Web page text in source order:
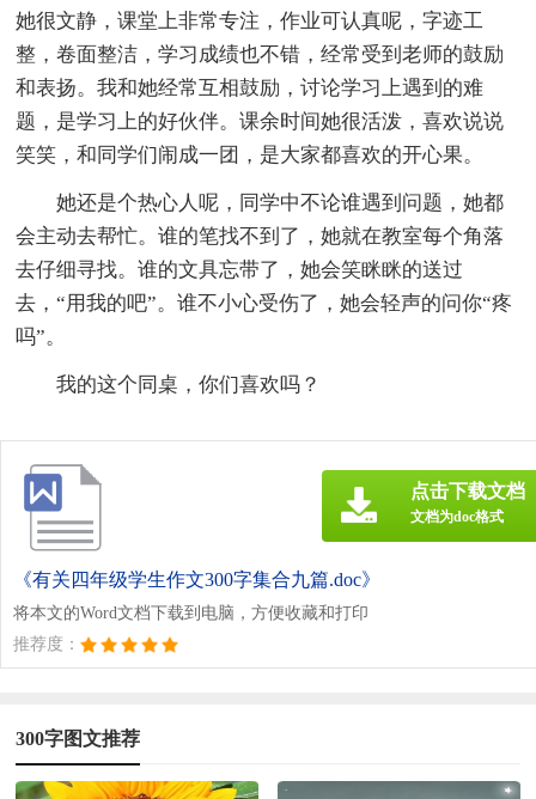
她很文静，课堂上非常专注，作业可认真呢，字迹工
整，卷面整洁，学习成绩也不错，经常受到老师的鼓励
和表扬。我和她经常互相鼓励，讨论学习上遇到的难
题，是学习上的好伙伴。课余时间她很活泼，喜欢说说
笑笑，和同学们闹成一团，是大家都喜欢的开心果。
她还是个热心人呢，同学中不论谁遇到问题，她都
会主动去帮忙。谁的笔找不到了，她就在教室每个角落
去仔细寻找。谁的文具忘带了，她会笑眯眯的送过
去，“用我的吧”。谁不小心受伤了，她会轻声的问你“疼
吗”。
我的这个同桌，你们喜欢吗？
《有关四年级学生作文300字集合九篇.doc》
将本文的Word文档下载到电脑，方便收藏和打印
推荐度：
点击下载文档
文档为doc格式
300字图文推荐